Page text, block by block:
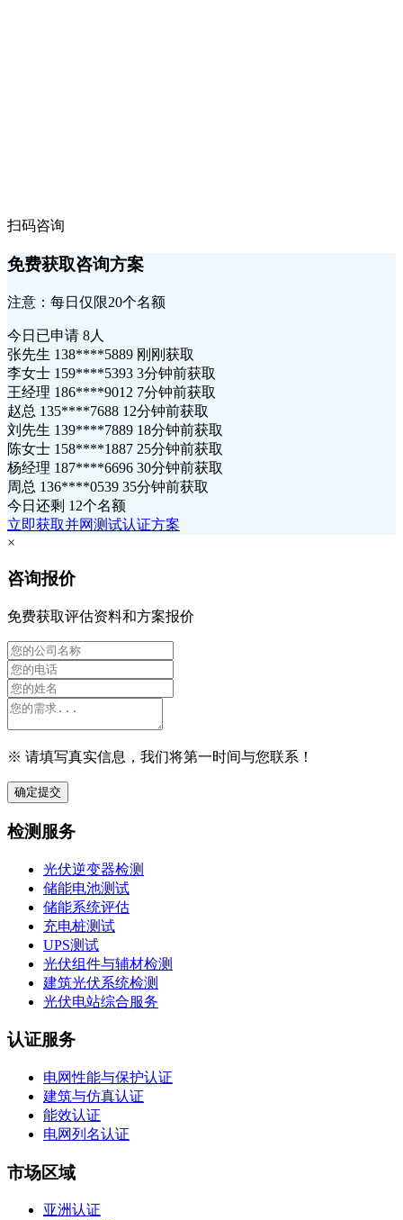
扫码咨询
免费获取咨询方案
注意：每日仅限20个名额
今日已申请 8人
张先生 138****5889 刚刚获取
李女士 159****5393 3分钟前获取
王经理 186****9012 7分钟前获取
赵总 135****7688 12分钟前获取
刘先生 139****7889 18分钟前获取
陈女士 158****1887 25分钟前获取
杨经理 187****6696 30分钟前获取
周总 136****0539 35分钟前获取
今日还剩 12个名额
立即获取并网测试认证方案
×
咨询报价
免费获取评估资料和方案报价
※ 请填写真实信息，我们将第一时间与您联系！
确定提交
检测服务
光伏逆变器检测
储能电池测试
储能系统评估
充电桩测试
UPS测试
光伏组件与辅材检测
建筑光伏系统检测
光伏电站综合服务
认证服务
电网性能与保护认证
建筑与仿真认证
能效认证
电网列名认证
市场区域
亚洲认证